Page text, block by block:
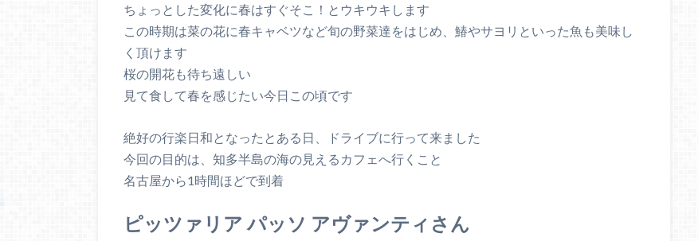
ちょっとした変化に春はすぐそこ！とウキウキします
この時期は菜の花に春キャベツなど旬の野菜達をはじめ、鰆やサヨリといった魚も美味し
く頂けます
桜の開花も待ち遠しい
見て食して春を感じたい今日この頃です
絶好の行楽日和となったとある日、ドライブに行って来ました
今回の目的は、知多半島の海の見えるカフェへ行くこと
名古屋から1時間ほどで到着
ピッツァリア パッソ アヴァンティさん